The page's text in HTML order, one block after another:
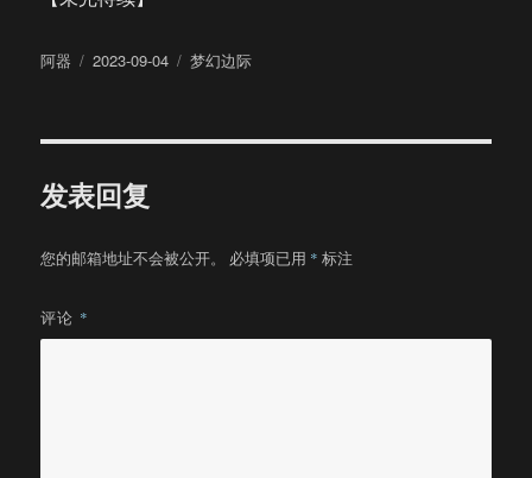
作
阿器
发
2023-09-04
分
梦幻边际
发表回复
您的邮箱地址不会被公开。 必填项已用 * 标注
评论 *